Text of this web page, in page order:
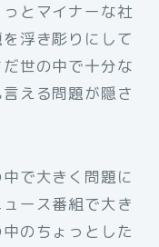
とマイナーな社
浮き彫りにして
世の中で十分な
える問題が隠さ
で大きく問題に
ース番組で大き
のちょっとした